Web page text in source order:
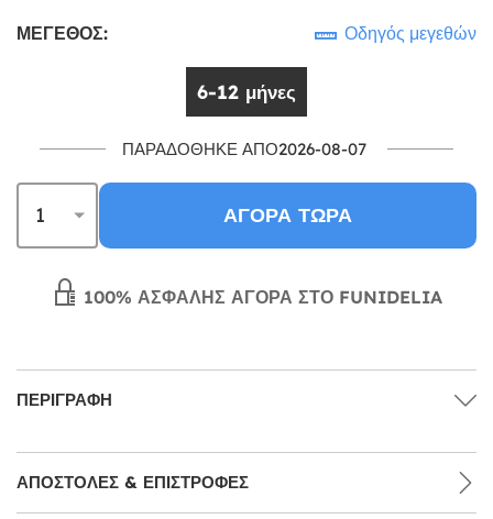
ΜΈΓΕΘΟΣ: Οδηγός μεγεθών
6-12 μήνες
ΠΑΡΑΔΌΘΗΚΕ ΑΠΌ2026-08-07
ΑΓΟΡΆ ΤΏΡΑ
100% ΑΣΦΑΛΉΣ ΑΓΟΡΆ ΣΤΟ FUNIDELIA
ΠΕΡΙΓΡΑΦΉ
ΑΠΟΣΤΟΛΈΣ & ΕΠΙΣΤΡΟΦΈΣ